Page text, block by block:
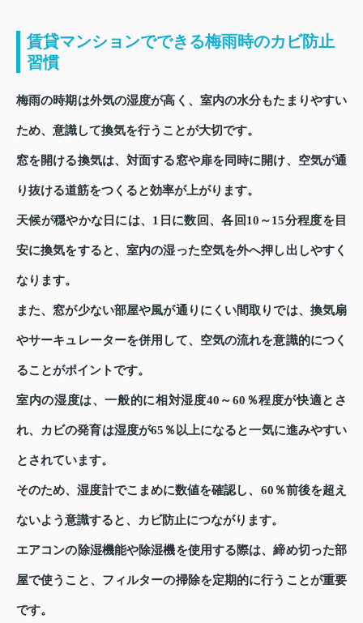
賃貸マンションでできる梅雨時のカビ防止
習慣
梅雨の時期は外気の湿度が高く、室内の水分もたまりやすい
ため、意識して換気を行うことが大切です。
窓を開ける換気は、対面する窓や扉を同時に開け、空気が通
り抜ける道筋をつくると効率が上がります。
天候が穏やかな日には、1日に数回、各回10～15分程度を目
安に換気をすると、室内の湿った空気を外へ押し出しやすく
なります。
また、窓が少ない部屋や風が通りにくい間取りでは、換気扇
やサーキュレーターを併用して、空気の流れを意識的につく
ることがポイントです。
室内の湿度は、一般的に相対湿度40～60％程度が快適とさ
れ、カビの発育は湿度が65％以上になると一気に進みやすい
とされています。
そのため、湿度計でこまめに数値を確認し、60％前後を超え
ないよう意識すると、カビ防止につながります。
エアコンの除湿機能や除湿機を使用する際は、締め切った部
屋で使うこと、フィルターの掃除を定期的に行うことが重要
です。